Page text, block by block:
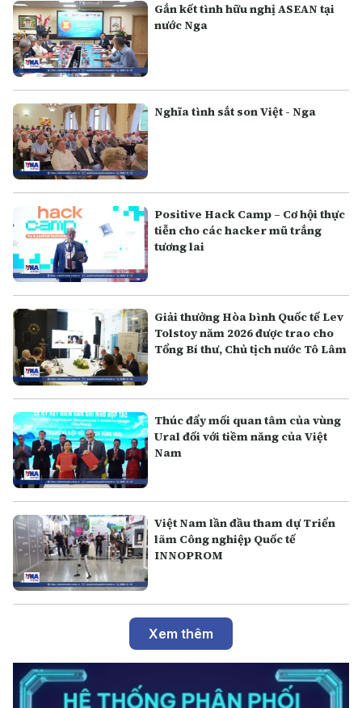
Gắn kết tình hữu nghị ASEAN tại
nước Nga
Nghĩa tình sắt son Việt - Nga
Positive Hack Camp – Cơ hội thực
tiễn cho các hacker mũ trắng
tương lai
Giải thưởng Hòa bình Quốc tế Lev
Tolstoy năm 2026 được trao cho
Tổng Bí thư, Chủ tịch nước Tô Lâm
Thúc đẩy mối quan tâm của vùng
Ural đối với tiềm năng của Việt
Nam
Việt Nam lần đầu tham dự Triển
lãm Công nghiệp Quốc tế
INNOPROM
Xem thêm